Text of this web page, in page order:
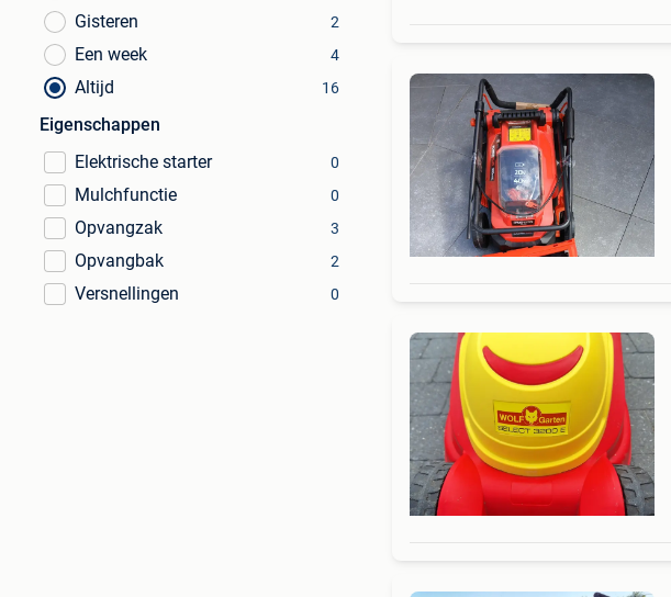
Gisteren 2
Een week 4
Altijd 16
Eigenschappen
Elektrische starter
0
Mulchfunctie 0
Opvangzak 3
Opvangbak 2
Versnellingen 0